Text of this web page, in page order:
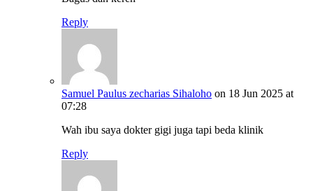
Reply
Samuel Paulus zecharias Sihaloho on 18 Jun 2025 at
07:28
Wah ibu saya dokter gigi juga tapi beda klinik
Reply